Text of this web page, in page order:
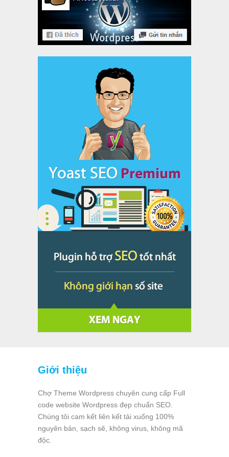
Giới thiệu
Chợ Theme Wordpress chuyên cung cấp Full
code website Wordpress đẹp chuẩn SEO.
Chúng tôi cam kết liên kết tải xuống 100%
nguyên bản, sạch sẽ, không virus, không mã
độc.